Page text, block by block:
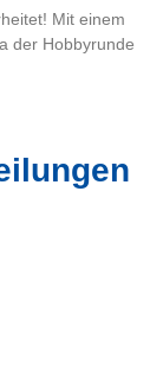
Mit einem
der Hobbyrunde